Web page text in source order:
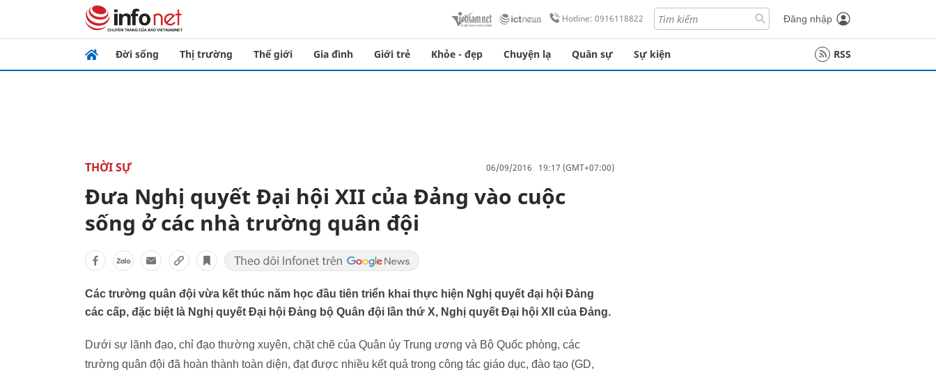
Hotline: 0916118822 Đăng nhập
Đời sống Thị trường Thế giới Gia đình Giới trẻ Khỏe - đẹp Chuyện lạ Quân sự Sự kiện RSS
THỜI SỰ 06/09/2016 19:17 (GMT+07:00)
Đưa Nghị quyết Đại hội XII của Đảng vào cuộc
sống ở các nhà trường quân đội
Các trường quân đội vừa kết thúc năm học đầu tiên triển khai thực hiện Nghị quyết đại hội Đảng
các cấp, đặc biệt là Nghị quyết Đại hội Đảng bộ Quân đội lần thứ X, Nghị quyết Đại hội XII của Đảng.
Dưới sự lãnh đạo, chỉ đạo thường xuyên, chặt chẽ của Quân ủy Trung ương và Bộ Quốc phòng, các
trường quân đội đã hoàn thành toàn diện, đạt được nhiều kết quả trong công tác giáo dục, đào tạo (GD,